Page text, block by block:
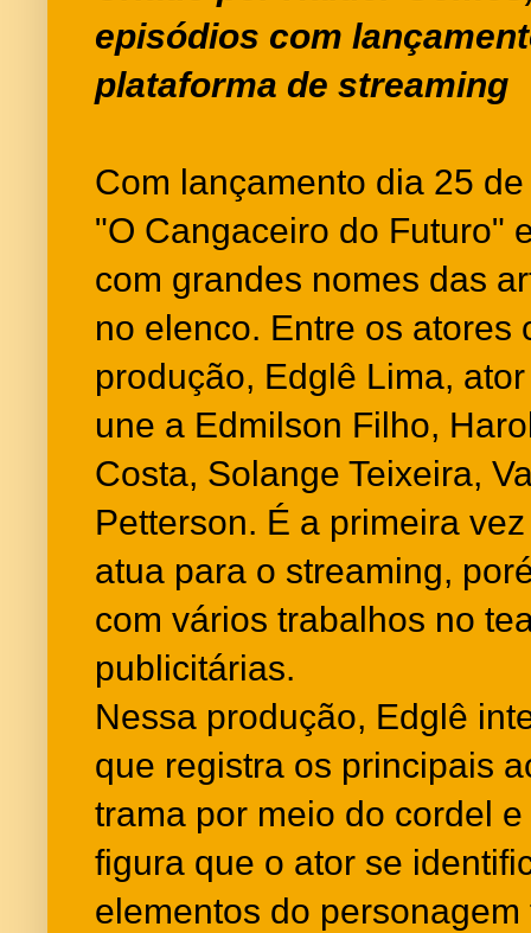
episódios com
plataforma de streaming
Com lançamento dia 25
"O Cangaceiro do Futuro"
com grandes nomes das
no elenco. Entre os atores
produção, Edglê Lima,
une a Edmilson Filho,
Costa, Solange Teixeira,
Petterson. É a primeira
atua para o streaming,
com vários trabalhos no
publicitárias.
Nessa produção, Edglê
que registra os principais
trama por meio do cordel
figura que o ator se
elementos do